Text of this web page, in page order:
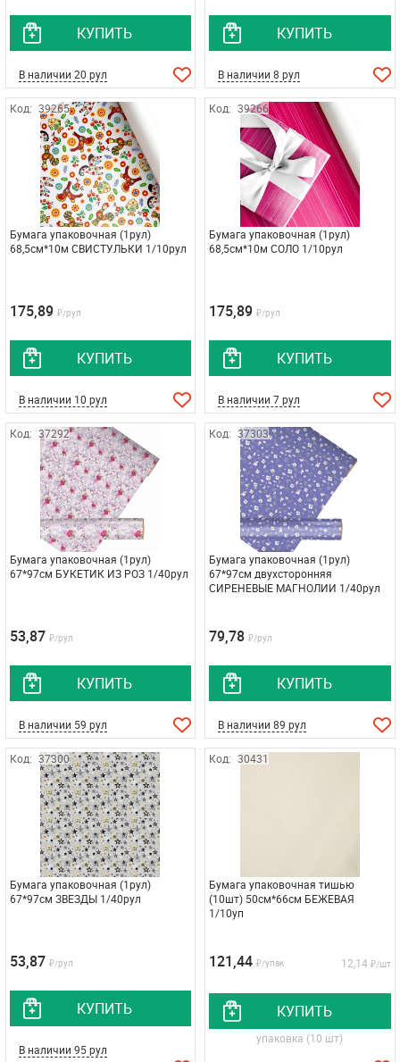
КУПИТЬ
В наличии 20 рул
КУПИТЬ
В наличии 8 рул
Код: 39265
Бумага упаковочная (1рул)
68,5см*10м СВИСТУЛЬКИ 1/10рул
175,89 ₽/рул
КУПИТЬ
В наличии 10 рул
Код: 39266
Бумага упаковочная (1рул)
68,5см*10м СОЛО 1/10рул
175,89 ₽/рул
КУПИТЬ
В наличии 7 рул
Код: 37292
Бумага упаковочная (1рул)
67*97см БУКЕТИК ИЗ РОЗ 1/40рул
53,87 ₽/рул
КУПИТЬ
В наличии 59 рул
Код: 37303
Бумага упаковочная (1рул)
67*97см двухсторонняя
СИРЕНЕВЫЕ МАГНОЛИИ 1/40рул
79,78 ₽/рул
КУПИТЬ
В наличии 89 рул
Код: 37300
Бумага упаковочная (1рул)
67*97см ЗВЕЗДЫ 1/40рул
53,87 ₽/рул
КУПИТЬ
В наличии 95 рул
Код: 30431
Бумага упаковочная тишью
(10шт) 50см*66см БЕЖЕВАЯ
1/10уп
121,44 ₽/упак 12,14 ₽/шт
КУПИТЬ
упаковка (10 шт)